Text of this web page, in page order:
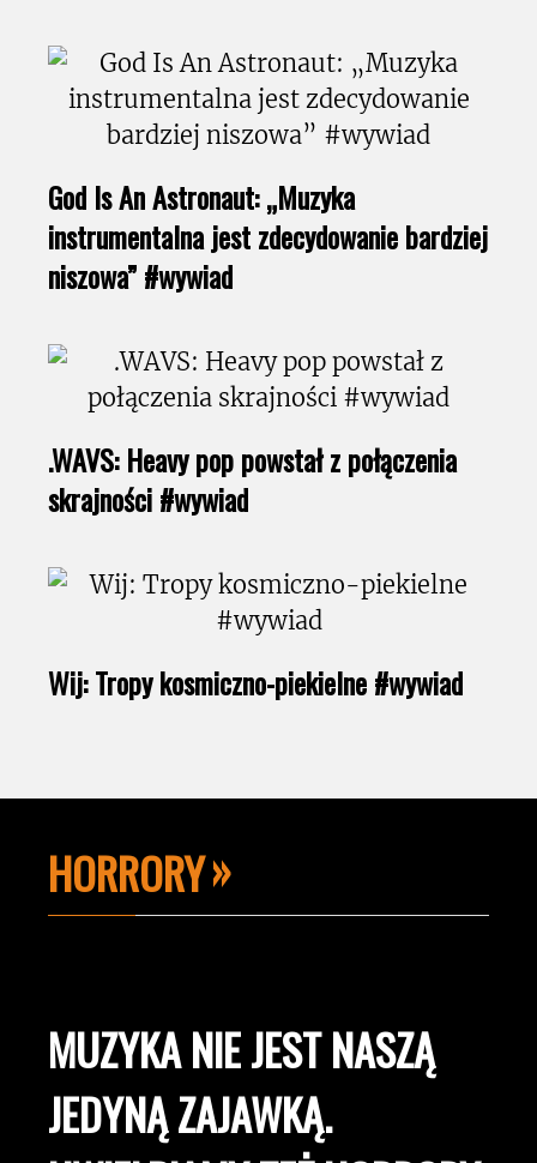
God Is An Astronaut: „Muzyka
instrumentalna jest zdecydowanie bardziej
niszowa” #wywiad
.WAVS: Heavy pop powstał z połączenia
skrajności #wywiad
Wij: Tropy kosmiczno-piekielne #wywiad
HORRORY
MUZYKA NIE JEST NASZĄ
JEDYNĄ ZAJAWKĄ.